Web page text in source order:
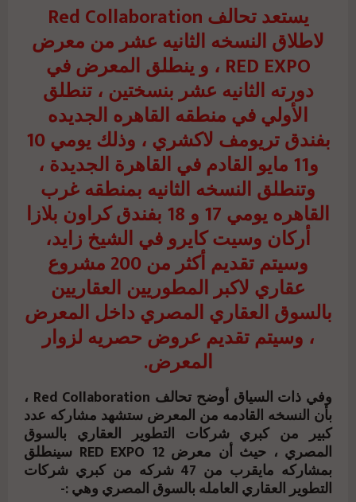
يستعد تحالف Red Collaboration
لاطلاق النسخه الثانيه عشر من معرض
RED EXPO ، و ينطلق المعرض في
دورته الثانيه عشر بنسختين ، تنطلق
الأولي في منطقه القاهره الجديده
بفندق تريومف لاكشري ، وذلك يومي 10
و11 مايو القادم في القاهرة الجديدة ،
وتنطلق النسخه الثانيه بمنطقه غرب
القاهره يومي 17 و 18 بفندق كراون بلازا
أركان وسيت كايرو في الشيخ زايد،
وسيتم تقديم أكثر من 200 مشروع
عقاري لاكبر المطوريين العقاريين
بالسوق العقاري المصري داخل المعرض
، وسيتم تقديم عروض حصريه لزوار
المعرض.
وفي ذات السياق أوضح تحالف Red Collaboration ،
بأن النسخه القادمه من المعرض ستشهد مشاركه عدد
كبير من كبري شركات التطوير العقاري بالسوق
المصري ، حيث أن معرض RED EXPO 12 سينطلق
بمشاركه مايقرب من 47 شركه من كبري شركات
التطوير العقاري العامله بالسوق المصري وهي :-